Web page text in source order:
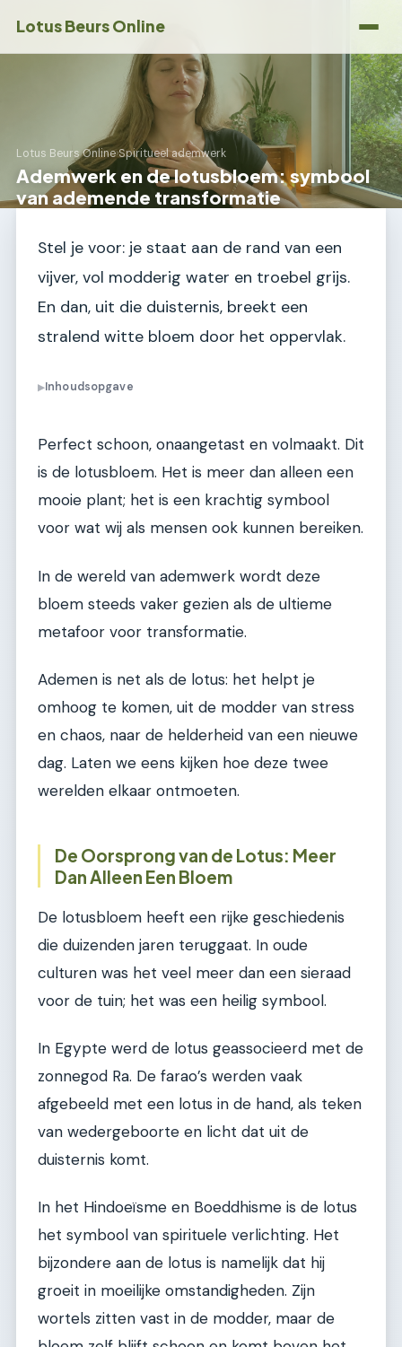
Lotus Beurs Online
Lotus Beurs Online›Spiritueel ademwerk
Ademwerk en de lotusbloem: symbool
van ademende transformatie
Stel je voor: je staat aan de rand van een
vijver, vol modderig water en troebel grijs.
En dan, uit die duisternis, breekt een
stralend witte bloem door het oppervlak.
▶Inhoudsopgave
Perfect schoon, onaangetast en volmaakt. Dit
is de lotusbloem. Het is meer dan alleen een
mooie plant; het is een krachtig symbool
voor wat wij als mensen ook kunnen bereiken.
In de wereld van ademwerk wordt deze
bloem steeds vaker gezien als de ultieme
metafoor voor transformatie.
Ademen is net als de lotus: het helpt je
omhoog te komen, uit de modder van stress
en chaos, naar de helderheid van een nieuwe
dag. Laten we eens kijken hoe deze twee
werelden elkaar ontmoeten.
De Oorsprong van de Lotus: Meer
Dan Alleen Een Bloem
De lotusbloem heeft een rijke geschiedenis
die duizenden jaren teruggaat. In oude
culturen was het veel meer dan een sieraad
voor de tuin; het was een heilig symbool.
In Egypte werd de lotus geassocieerd met de
zonnegod Ra. De farao’s werden vaak
afgebeeld met een lotus in de hand, als teken
van wedergeboorte en licht dat uit de
duisternis komt.
In het Hindoeïsme en Boeddhisme is de lotus
het symbool van spirituele verlichting. Het
bijzondere aan de lotus is namelijk dat hij
groeit in moeilijke omstandigheden. Zijn
wortels zitten vast in de modder, maar de